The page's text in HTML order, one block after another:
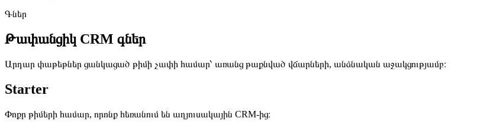
Գներ
Թափանցիկ CRM գներ
Արդար փաթեթներ ցանկացած թիմի չափի համար՝ առանց թաքնված վճարների, անձնական աջակցությամբ։
Starter
Փոքր թիմերի համար, որոնք հեռանում են աղյուսակային CRM-ից։